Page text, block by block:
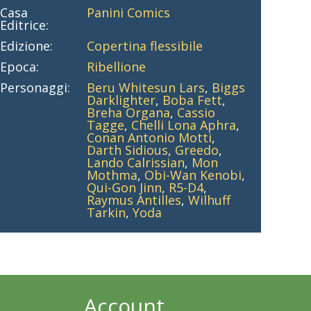
Casa
Editrice:
Panini Comics
Edizione:
Copertina flessibile
Epoca:
Ribellione
Personaggi:
Beru Whitesun Lars, Biggs
Darklighter, Boba Fett,
Breha Organa, Cassio
Tagge, Chelli Lona Aphra,
Conan Antonio Motti,
Darth Sidious, Greedo,
Lando Calrissian, Mon
Mothma, Obi-Wan Kenobi,
Qui-Gon Jinn, R5-D4,
Raymus Antilles, Wilhuff
Tarkin, Yoda